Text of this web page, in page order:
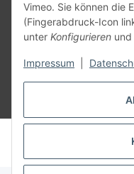
Vimeo. Sie können die
(Fingerabdruck-Icon
unter Konfigurieren
Impressum
* Alle Preise inkl. gesetzlicher